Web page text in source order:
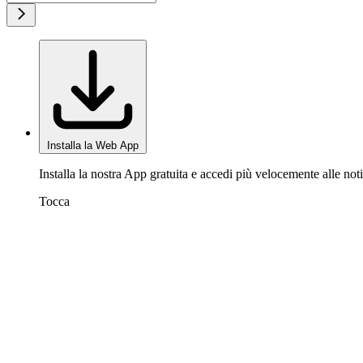
Installa la Web App
Installa la nostra App gratuita e accedi più velocemente alle
Tocca